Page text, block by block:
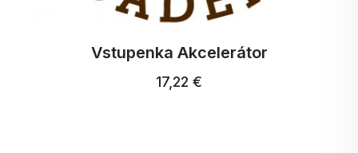
Vstupenka Akcelerátor
17,22 €